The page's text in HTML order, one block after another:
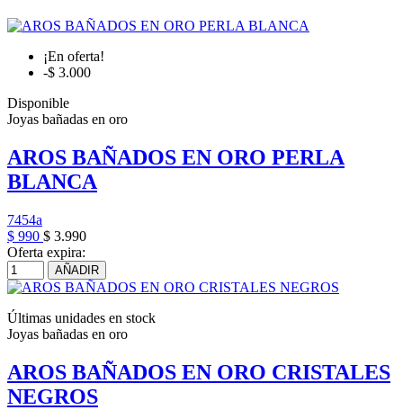
¡En oferta!
-$ 3.000
Disponible
Joyas bañadas en oro
AROS BAÑADOS EN ORO PERLA
BLANCA
7454a
$ 990 $ 3.990
Oferta expira:
AÑADIR
Últimas unidades en stock
Joyas bañadas en oro
AROS BAÑADOS EN ORO CRISTALES
NEGROS